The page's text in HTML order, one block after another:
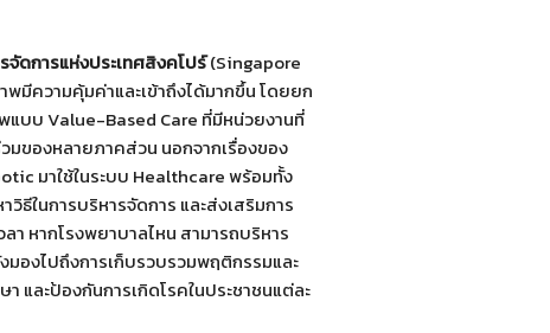
ดการแห่งประเทศสิงคโปร์(Singapore
ความคุ้มค่าและเข้าถึงได้มากขึ้น โดยยก
บบ Value-Based Care ที่มีหน่วยงานที่
มของหลายภาคส่วน นอกจากเรื่องของ
มาใช้ในระบบ Healthcare พร้อมทั้ง
ธีในการบริหารจัดการ และส่งเสริมการ
า หากโรงพยาบาลไหน สามารถบริหาร
มองไปถึงการเก็บรวบรวมพฤติกรรมและ
และป้องกันการเกิดโรคในประชาชนแต่ละ